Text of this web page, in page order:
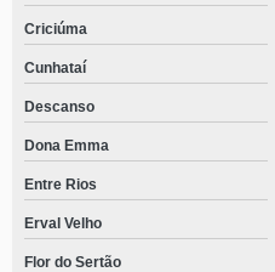
Criciúma
Cunhataí
Descanso
Dona Emma
Entre Rios
Erval Velho
Flor do Sertão